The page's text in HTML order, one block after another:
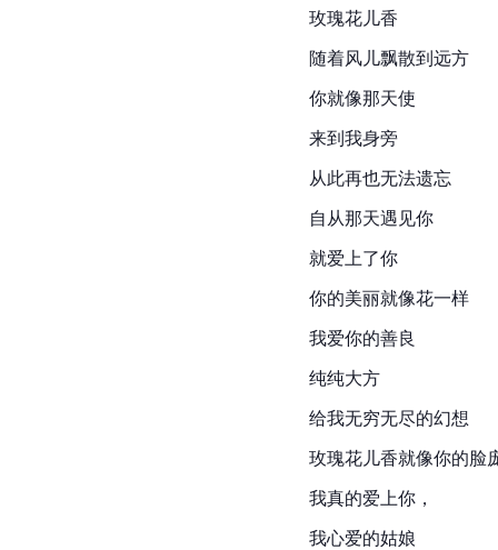
玫瑰花儿香
随着风儿飘散到远方
你就像那天使
来到我身旁
从此再也无法遗忘
自从那天遇见你
就爱上了你
你的美丽就像花一样
我爱你的善良
纯纯大方
给我无穷无尽的幻想
玫瑰花儿香就像你的脸
我真的爱上你，
我心爱的姑娘